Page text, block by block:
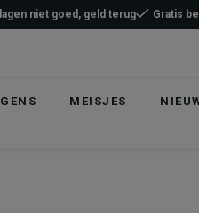
MEISJES
niet goed, geld terug Gratis